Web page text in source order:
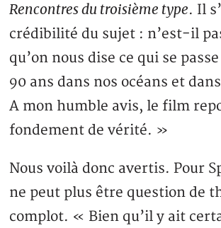
Rencontres du troisième type. Il
crédibilité du sujet : n’est-il
qu’on nous dise ce qui se
90 ans dans nos océans et
A mon humble avis, le film
fondement de vérité. »
Nous voilà donc avertis. Pour
ne peut plus être question de
complot. « Bien qu’il y ait